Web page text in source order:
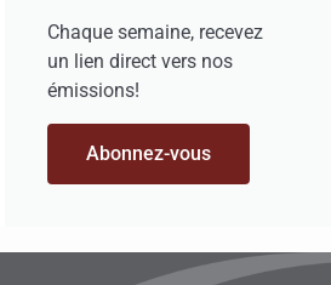
Chaque semaine, recevez
un lien direct vers nos
émissions!
Abonnez-vous